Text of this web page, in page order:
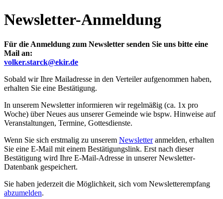
Newsletter-Anmeldung
Für die Anmeldung zum Newsletter senden Sie uns bitte eine
Mail an:
volker.starck@ekir.de
Sobald wir Ihre Mailadresse in den Verteiler aufgenommen haben,
erhalten Sie eine Bestätigung.
In unserem Newsletter informieren wir regelmäßig (ca. 1x pro
Woche) über Neues aus unserer Gemeinde wie bspw. Hinweise auf
Veranstaltungen, Termine, Gottesdienste.
Wenn Sie sich erstmalig zu unserem Newsletteranmelden, erhalten
Sie eine E-Mail mit einem Bestätigungslink. Erst nach dieser
Bestätigung wird Ihre E-Mail-Adresse in unserer Newsletter-
Datenbank gespeichert.
Sie haben jederzeit die Möglichkeit, sich vom Newsletterempfang
abzumelden.